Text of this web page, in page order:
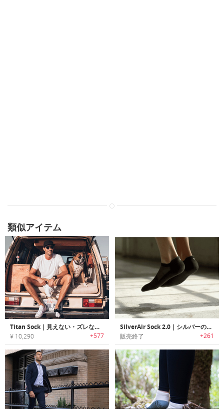
類似アイテム
Titan Sock｜見えない・ズレない・臭わないノンスリップソックス「タイタン」
¥ 10,290 +577
SilverAir Sock 2.0｜シルバーの特性を活かした防臭ソックス「シルバーエアソックス2.0」
販売終了 +261